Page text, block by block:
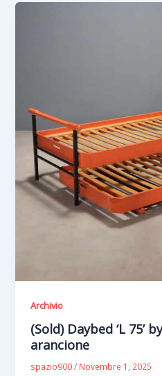
Archivio
(Sold) Daybed ‘L 75’
arancione
spazio900/ Novembre 1, 2025